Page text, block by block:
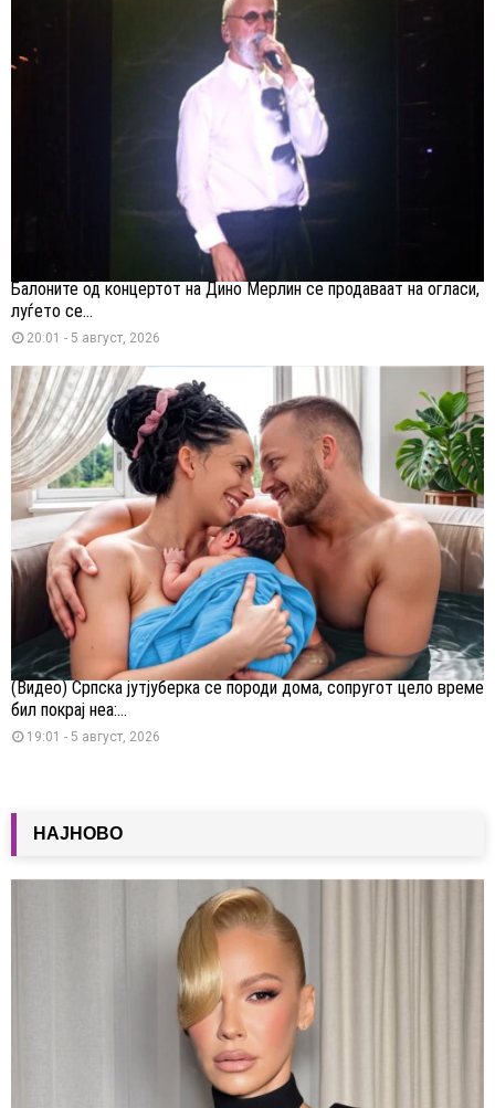
Балоните од концертот на Дино Мерлин се продаваат на огласи,
луѓето се...
20:01 - 5 август, 2026
(Видео) Српска јутјуберка се породи дома, сопругот цело време
бил покрај неа:...
19:01 - 5 август, 2026
НАЈНОВО